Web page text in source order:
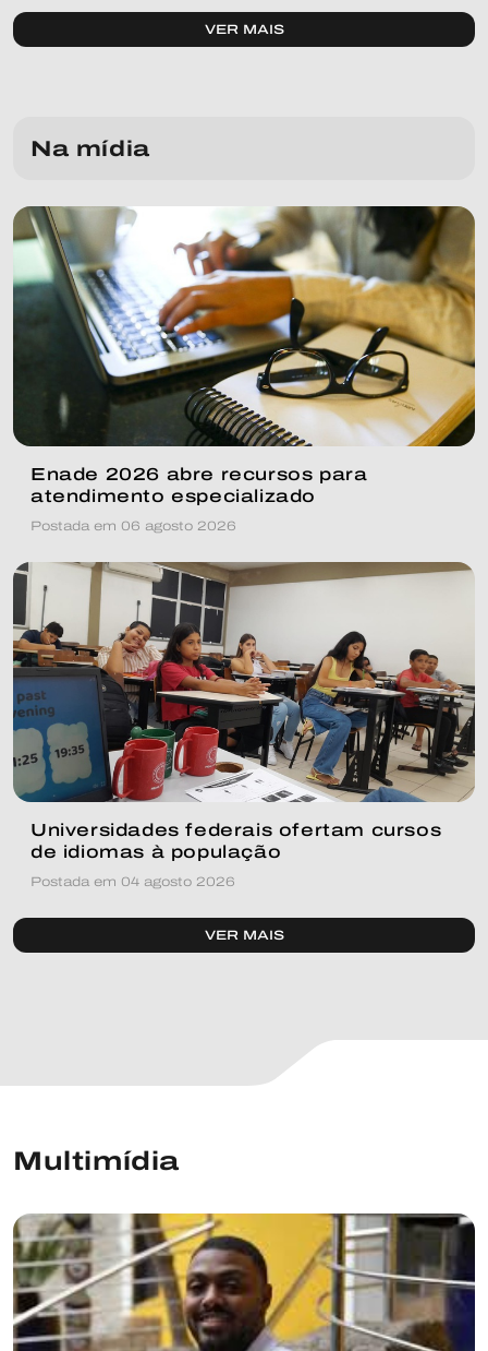
VER MAIS
Na mídia
Enade 2026 abre recursos para
atendimento especializado
Postada em 06 agosto 2026
Universidades federais ofertam cursos
de idiomas à população
Postada em 04 agosto 2026
VER MAIS
Multimídia